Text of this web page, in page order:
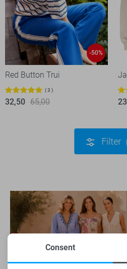
-50%
Red Button Trui
3
32,50 65,00
Filter
Consent